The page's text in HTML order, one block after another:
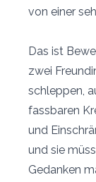
von einer
Das ist
zwei
schleppen,
fassbaren
und
und sie
Gedanken